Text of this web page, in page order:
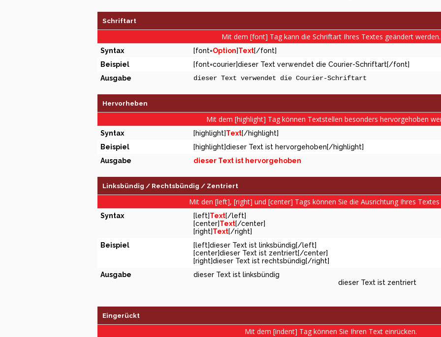
Schriftart
Mit dem [font] Tag kann die Schriftart Ihres Textes geändert werden.
Syntax [font=Option]Text[/font]
Beispiel
[font=courier]dieser Text verwendet die Courier-Schriftart[/font]
Ausgabe
dieser Text verwendet die Courier-Schriftart
Hervorheben
Mit dem [highlight] Tag können Textstellen besonders hervorgehoben
Syntax [highlight]Text[/highlight]
Beispiel
[highlight]dieser Text ist hervorgehoben[/highlight]
Ausgabe
dieser Text ist hervorgehoben
Linksbündig / Rechtsbündig / Zentriert
Mit den [left], [right] und [center] Tags können Sie die Ausrichtung Ihres
Syntax [left]Text[/left]
[center]Text[/center]
[right]Text[/right]
Beispiel
[left]dieser Text ist linksbündig[/left]
[center]dieser Text ist zentriert[/center]
[right]dieser Text ist rechtsbündig[/right]
Ausgabe
dieser Text ist linksbündig
dieser Text ist zentriert
Eingerückt
Mit dem [indent] Tag können Sie Ihren Text einrücken.